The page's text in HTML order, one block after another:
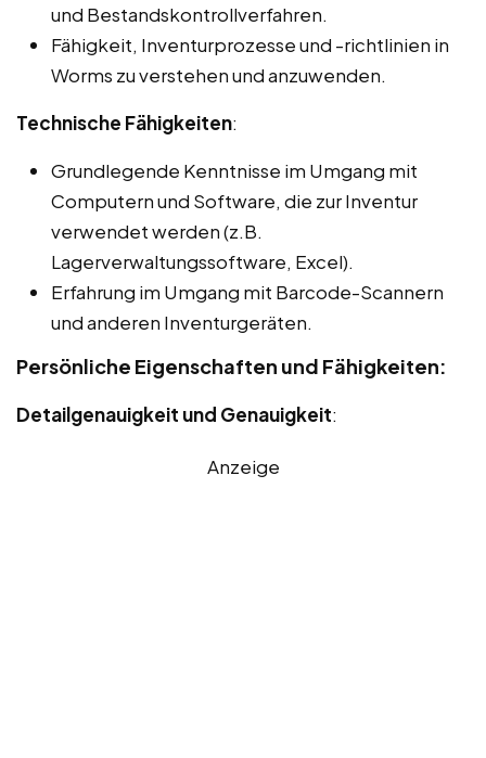
und Bestandskontrollverfahren.
Fähigkeit, Inventurprozesse und -richtlinien in
Worms zu verstehen und anzuwenden.
Technische Fähigkeiten:
Grundlegende Kenntnisse im Umgang mit
Computern und Software, die zur Inventur
verwendet werden (z.B.
Lagerverwaltungssoftware, Excel).
Erfahrung im Umgang mit Barcode-Scannern
und anderen Inventurgeräten.
Persönliche Eigenschaften und Fähigkeiten:
Detailgenauigkeit und Genauigkeit:
Anzeige